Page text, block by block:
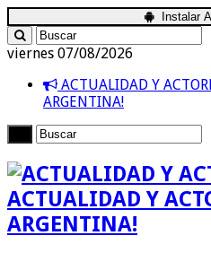
Instalar
viernes 07/08/2026
ACTUALIDAD Y
ARGENTINA!
ACTUALIDAD Y
ARGENTINA!